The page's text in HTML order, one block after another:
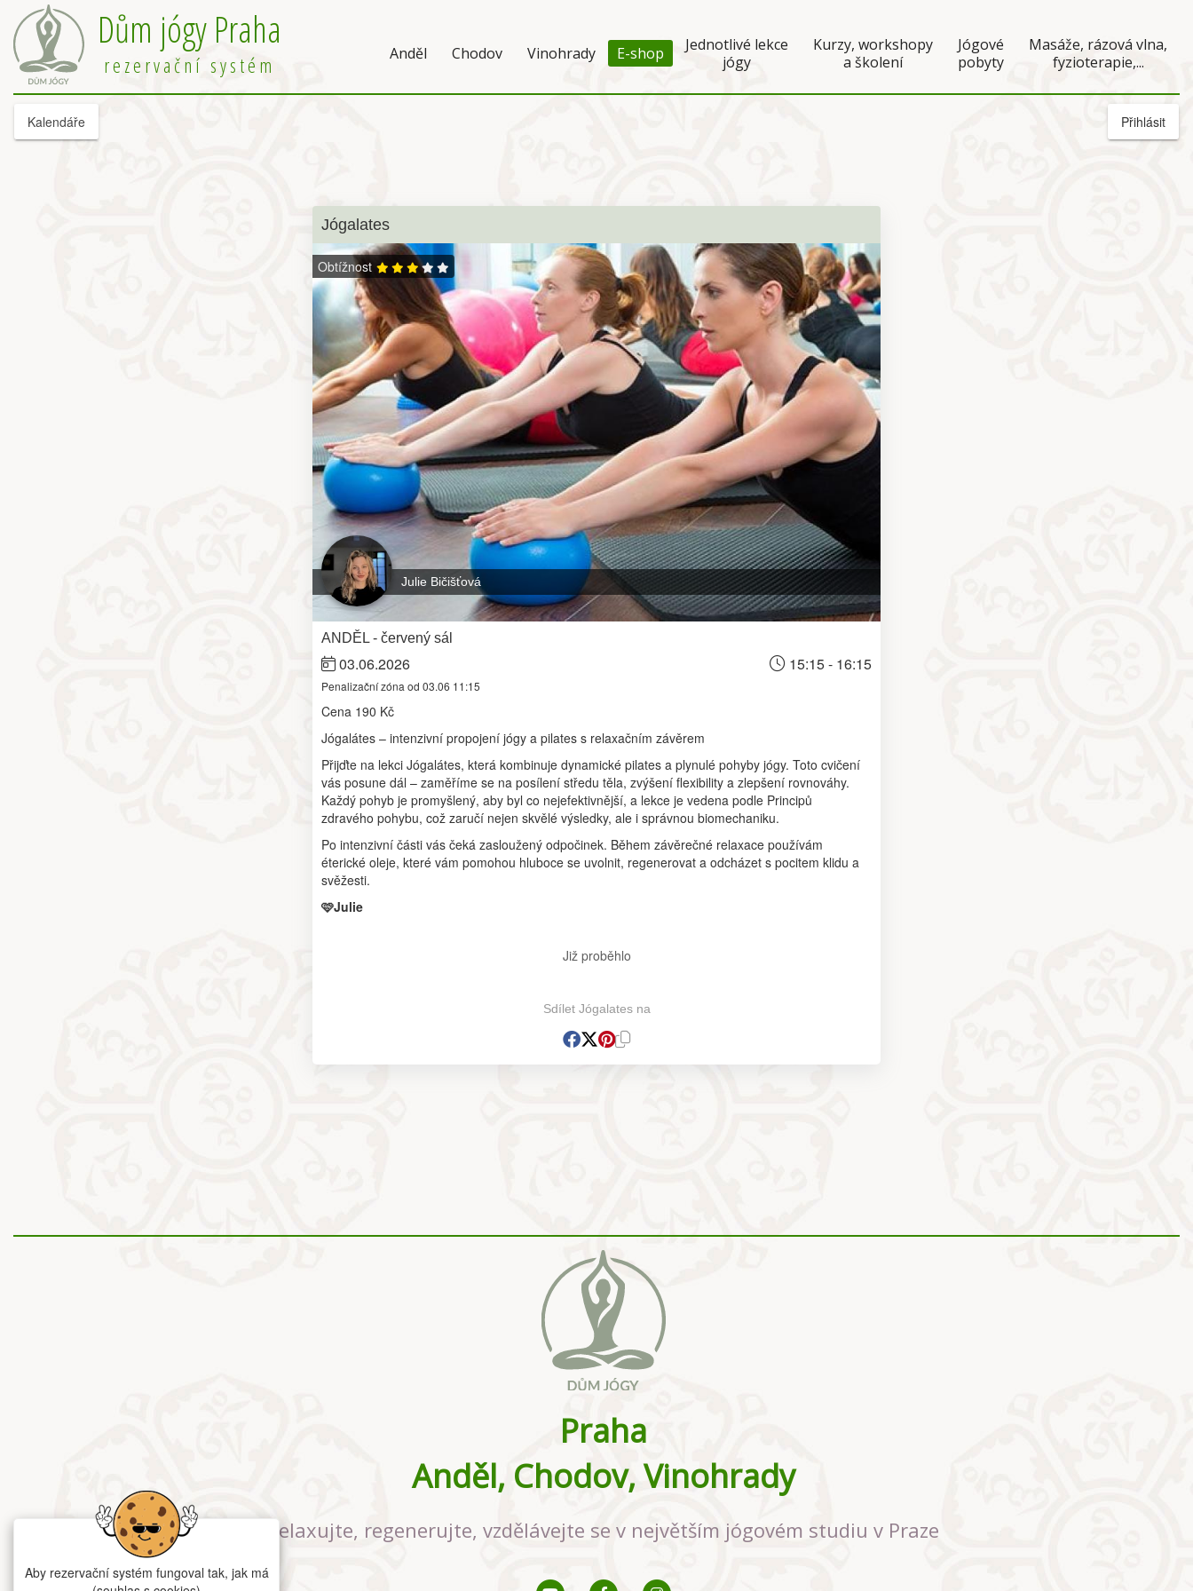
Dům jógy Praha
rezervační systém Anděl Chodov Vinohrady E-shop
Jednotlivé lekce
jógy
Kurzy, workshopy
a školení
Jógové
pobyty
Masáže, rázová vlna,
fyzioterapie,...
Kalendáře Přihlásit
Jógalates
Obtížnost
Julie Bičišťová
ANDĚL - červený sál
03.06.2026 15:15 - 16:15
Penalizační zóna od 03.06 11:15
Cena 190 Kč
Jógalátes – intenzivní propojení jógy a pilates s relaxačním závěrem
Přijďte na lekci Jógalátes, která kombinuje dynamické pilates a plynulé pohyby jógy. Toto cvičení
vás posune dál – zaměříme se na posílení středu těla, zvýšení flexibility a zlepšení rovnováhy.
Každý pohyb je promyšlený, aby byl co nejefektivnější, a lekce je vedena podle Principů
zdravého pohybu, což zaručí nejen skvělé výsledky, ale i správnou biomechaniku.
Po intenzivní části vás čeká zasloužený odpočinek. Během závěrečné relaxace používám
éterické oleje, které vám pomohou hluboce se uvolnit, regenerovat a odcházet s pocitem klidu a
svěžesti.
🩷Julie
Již proběhlo
Sdílet Jógalates na
Praha
Anděl, Chodov, Vinohrady
Relaxujte, regenerujte, vzdělávejte se v největším jógovém studiu v Praze
Aby rezervační systém fungoval tak, jak má